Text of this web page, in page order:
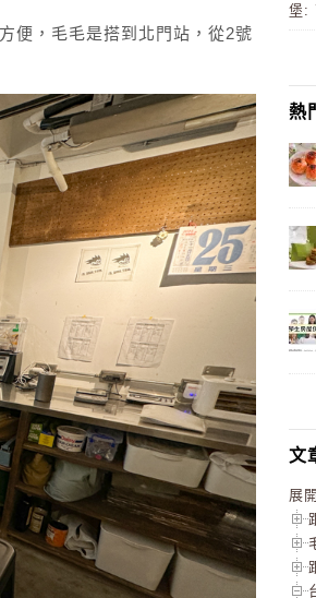
便，毛毛是搭到北門站，從2號
堡:
熱
文
展